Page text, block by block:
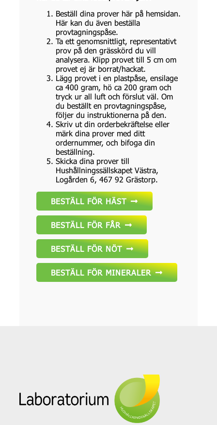
Beställ dina prover här på hemsidan.
Här kan du även beställa
provtagningspåse.
Ta ett genomsnittligt, representativt
prov på den grässkörd du vill
analysera. Klipp provet till 5 cm om
provet ej är borrat/hackat.
Lägg provet i en plastpåse, ensilage
ca 400 gram, hö ca 200 gram och
tryck ur all luft och förslut väl. Om
du beställt en provtagningspåse,
följer du instruktionerna på den.
Skriv ut din orderbekräftelse eller
märk dina prover med ditt
ordernummer, och bifoga din
beställning.
Skicka dina prover till
Hushållningssällskapet Västra,
Logården 6, 467 92 Grästorp.
BESTÄLL FÖR HÄST
BESTÄLL FÖR FÅR
BESTÄLL FÖR NÖT
BESTÄLL FÖR MINERALER